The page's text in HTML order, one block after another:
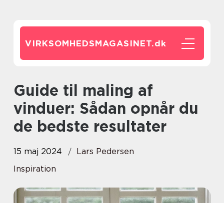
VIRKSOMHEDSMAGASINET.dk
Guide til maling af
vinduer: Sådan opnår du
de bedste resultater
15 maj 2024
Lars Pedersen
Inspiration